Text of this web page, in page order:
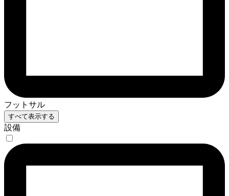
フットサル
すべて表示する
設備